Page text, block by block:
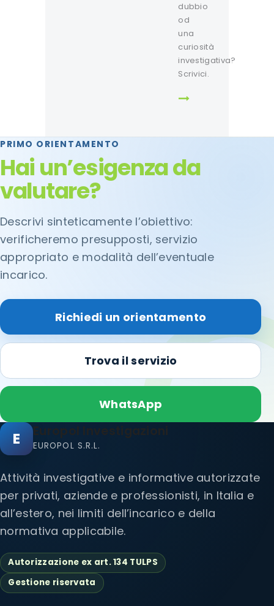
dubbio
od
una
curiosità
investigativa?
Scrivici.
PRIMO ORIENTAMENTO
Hai un’esigenza da
valutare?
Descrivi sinteticamente l’obiettivo:
verificheremo presupposti, servizio
appropriato e modalità dell’eventuale
incarico.
Richiedi un orientamento
Trova il servizio
WhatsApp
E Europol Investigazioni
EUROPOL S.R.L.
Attività investigative e informative autorizzate
per privati, aziende e professionisti, in Italia e
all’estero, nei limiti dell’incarico e della
normativa applicabile.
Autorizzazione ex art. 134 TULPS
Gestione riservata